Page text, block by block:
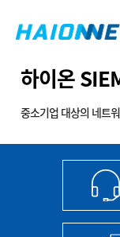
하이온
중소기업 대상의 네트